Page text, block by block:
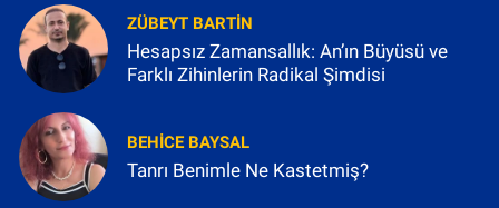
ZÜBEYT BARTIN
Hesapsız Zamansallık: An’ın Büyüsü ve
Farklı Zihinlerin Radikal Şimdisi
BEHICE BAYSAL
Tanrı Benimle Ne Kastetmiş?